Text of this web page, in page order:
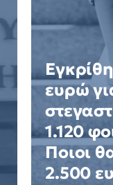
ευρώ
1.120
Ποιοι
2.500